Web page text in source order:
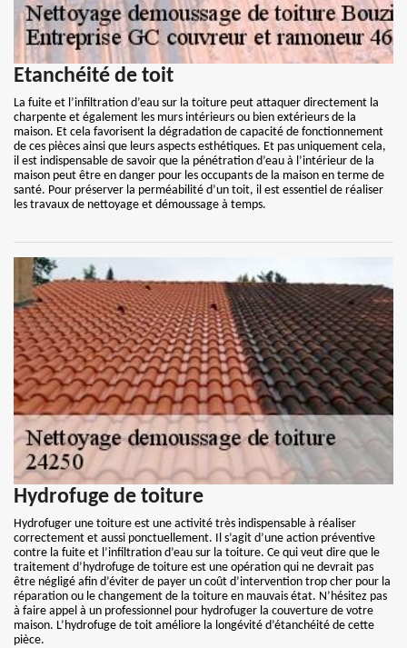
Etanchéité de toit
La fuite et l’infiltration d’eau sur la toiture peut attaquer directement la
charpente et également les murs intérieurs ou bien extérieurs de la
maison. Et cela favorisent la dégradation de capacité de fonctionnement
de ces pièces ainsi que leurs aspects esthétiques. Et pas uniquement cela,
il est indispensable de savoir que la pénétration d’eau à l’intérieur de la
maison peut être en danger pour les occupants de la maison en terme de
santé. Pour préserver la perméabilité d’un toit, il est essentiel de réaliser
les travaux de nettoyage et démoussage à temps.
Hydrofuge de toiture
Hydrofuger une toiture est une activité très indispensable à réaliser
correctement et aussi ponctuellement. Il s’agit d’une action préventive
contre la fuite et l’infiltration d’eau sur la toiture. Ce qui veut dire que le
traitement d’hydrofuge de toiture est une opération qui ne devrait pas
être négligé afin d’éviter de payer un coût d’intervention trop cher pour la
réparation ou le changement de la toiture en mauvais état. N’hésitez pas
à faire appel à un professionnel pour hydrofuger la couverture de votre
maison. L’hydrofuge de toit améliore la longévité d’étanchéité de cette
pièce.